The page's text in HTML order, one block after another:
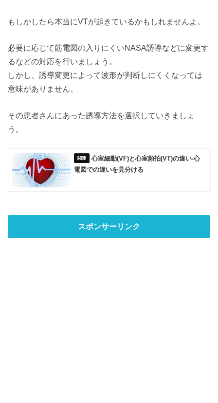
もしかしたら本当にVTが起きているかもしれませんよ。
必要に応じて筋電図の入りにくいNASA誘導などに変更す
るなどの対応を行いましょう。
しかし、誘導変更によって波形が判断しにくくなっては
意味がありません。
その患者さんにあった誘導方法を選択していきましょ
う。
心室細動(VF)と心室頻拍(VT)の違い‐心
電図での違いを見分ける
スポンサーリンク